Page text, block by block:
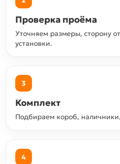
Проверка проёма
Уточняем размеры, сторону
установки.
3
Комплект
Подбираем короб,
4